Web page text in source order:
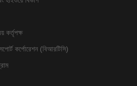
কর্তৃপক্ষ
কর্পোরেশন (বিআরটিসি)